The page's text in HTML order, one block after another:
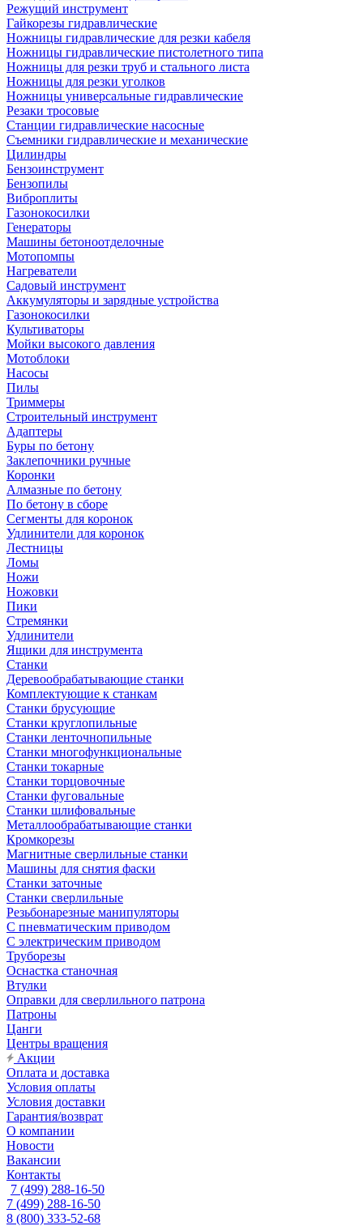
Режущий инструмент
Гайкорезы гидравлические
Ножницы гидравлические для резки кабеля
Ножницы гидравлические пистолетного типа
Ножницы для резки труб и стального листа
Ножницы для резки уголков
Ножницы универсальные гидравлические
Резаки тросовые
Станции гидравлические насосные
Съемники гидравлические и механические
Цилиндры
Бензоинструмент
Бензопилы
Виброплиты
Газонокосилки
Генераторы
Машины бетоноотделочные
Мотопомпы
Нагреватели
Садовый инструмент
Аккумуляторы и зарядные устройства
Газонокосилки
Культиваторы
Мойки высокого давления
Мотоблоки
Насосы
Пилы
Триммеры
Строительный инструмент
Адаптеры
Буры по бетону
Заклепочники ручные
Коронки
Алмазные по бетону
По бетону в сборе
Сегменты для коронок
Удлинители для коронок
Лестницы
Ломы
Ножи
Ножовки
Пики
Стремянки
Удлинители
Ящики для инструмента
Станки
Деревообрабатывающие станки
Комплектующие к станкам
Станки брусующие
Станки круглопильные
Станки ленточнопильные
Станки многофункциональные
Станки токарные
Станки торцовочные
Станки фуговальные
Станки шлифовальные
Металлообрабатывающие станки
Кромкорезы
Магнитные сверлильные станки
Машины для снятия фаски
Станки заточные
Станки сверлильные
Резьбонарезные манипуляторы
С пневматическим приводом
С электрическим приводом
Труборезы
Оснастка станочная
Втулки
Оправки для сверлильного патрона
Патроны
Цанги
Центры вращения
Акции
Оплата и доставка
Условия оплаты
Условия доставки
Гарантия/возврат
О компании
Новости
Вакансии
Контакты
7 (499) 288-16-50
7 (499) 288-16-50
8 (800) 333-52-68